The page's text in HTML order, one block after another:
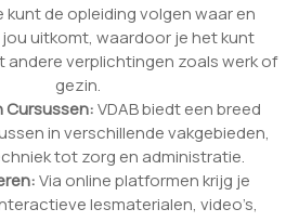
kunt de opleiding volgen waar en
uitkomt, waardoor je het kunt
andere verplichtingen zoals werk of
gezin.
Cursussen:VDAB biedt een breed
in verschillende vakgebieden,
tot zorg en administratie.
Via online platformen krijg je
lesmaterialen, video’s,